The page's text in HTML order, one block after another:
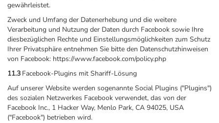
gewährleistet.
Zweck und Umfang der Datenerhebung und die weitere
Verarbeitung und Nutzung der Daten durch Facebook sowie Ihre
diesbezüglichen Rechte und Einstellungsmöglichkeiten zum Schutz
Ihrer Privatsphäre entnehmen Sie bitte den Datenschutzhinweisen
von Facebook: https://www.facebook.com/policy.php
11.3 Facebook-Plugins mit Shariff-Lösung
Auf unserer Website werden sogenannte Social Plugins ("Plugins")
des sozialen Netzwerkes Facebook verwendet, das von der
Facebook Inc., 1 Hacker Way, Menlo Park, CA 94025, USA
("Facebook") betrieben wird.